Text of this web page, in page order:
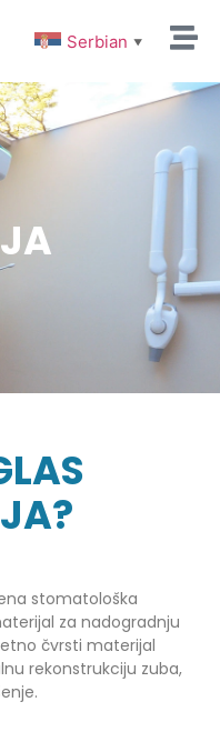
Serbian ▼
stomatološka
za nadogradnju
čvrsti materijal
rekonstrukciju zuba,